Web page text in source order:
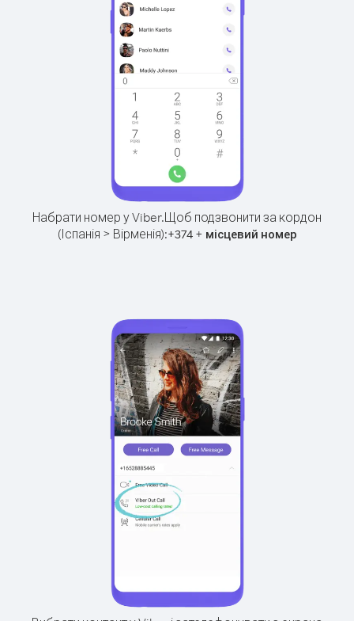
Набрати номер у Viber.Щоб подзвонити за кордон
(Іспанія > Вірменія):+374+ місцевий номер